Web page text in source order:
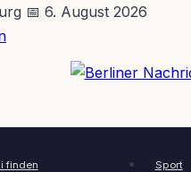
📅 6. August 2026
finden Sport